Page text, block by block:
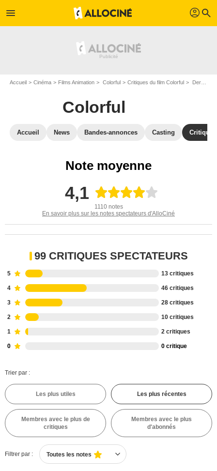
menu profil search
Accueil Cinéma Films Animation Colorful Critiques du film Colorful Derniers Avis sur Colorful
Colorful
Accueil News Bandes-annonces Casting
Note moyenne
4,1
1110 notes
En savoir plus sur les notes spectateurs d'AlloCiné
99 CRITIQUES SPECTATEURS
5 13 critiques
4 46 critiques
3 28 critiques
2 10 critiques
1 2 critiques
0 0 critique
Trier par :
Les plus utiles Les plus récentes
Membres avec le plus de
critiques
Membres avec le plus
d'abonnés
Filtrer par : Toutes les notes